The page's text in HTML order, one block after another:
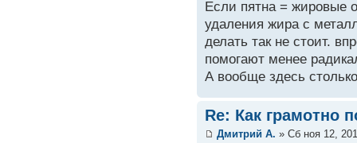
Если пятна = жировые
удаления жира с
делать так не стоит.
помогают менее
А вообще здесь
Re: Как грамотно
Дмитрий А. » Сб ноя 12,